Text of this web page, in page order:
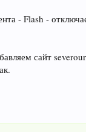
- Flash -
сайт